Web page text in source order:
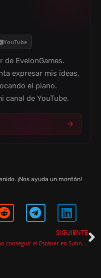
YouTube
EvelonGames.
expresar mis ideas,
el piano.
canal de YouTube.
¡Nos ayuda un montón!
SIGUIENTE
Cómo conseguir el Escáner en Subnautica 2 y para qué sirve